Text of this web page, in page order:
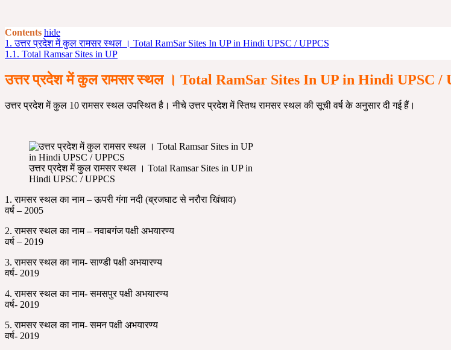
Contents hide
1. उत्तर प्रदेश में कुल रामसर स्थल । Total RamSar Sites In UP in Hindi UPSC / UPPCS
1.1. Total Ramsar Sites in UP
उत्तर प्रदेश में कुल रामसर स्थल । Total RamSar Sites In UP in Hindi UPSC /
उत्तर प्रदेश में कुल 10 रामसर स्थल उपस्थित है। नीचे उत्तर प्रदेश में स्तिथ रामसर स्थल की सूची वर्ष के अनुसार दी गई हैं।
उत्तर प्रदेश में कुल रामसर स्थल । Total Ramsar Sites in UP in
Hindi UPSC / UPPCS
1. रामसर स्थल का नाम – ऊपरी गंगा नदी (ब्रजघाट से नरौरा खिंचाव)
वर्ष – 2005
2. रामसर स्थल का नाम – नवाबगंज पक्षी अभयारण्य
वर्ष – 2019
3. रामसर स्थल का नाम- साण्डी पक्षी अभयारण्य
वर्ष- 2019
4. रामसर स्थल का नाम- समसपुर पक्षी अभयारण्य
वर्ष- 2019
5. रामसर स्थल का नाम- समन पक्षी अभयारण्य
वर्ष- 2019